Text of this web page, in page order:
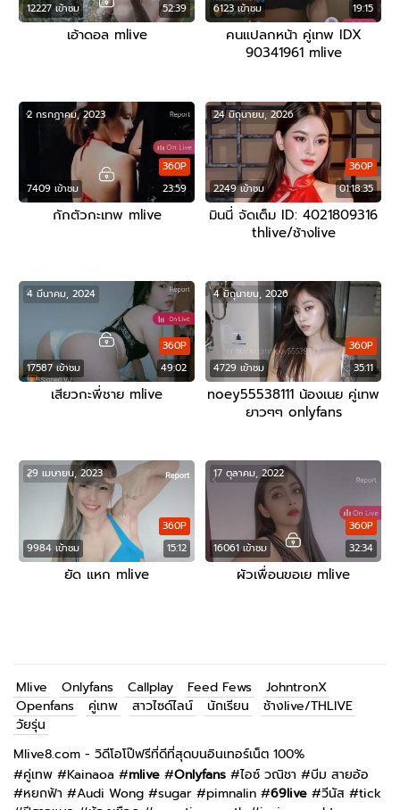
12227 เข้าชม 52:39
เอ้าดอล mlive
6123 เข้าชม 19:15
คนแปลกหน้า คู่เทพ IDX
90341961 mlive
7409 เข้าชม 23:59
360P
2 กรกฎาคม, 2023
กักตัวกะเทพ mlive
2249 เข้าชม 01:18:35
360P
24 มิถุนายน, 2026
มินนี่ จัดเต็ม ID: 4021809316
thlive/ช้างlive
17587 เข้าชม 49:02
360P
4 มีนาคม, 2024
เสียวกะพี่ชาย mlive
4729 เข้าชม 35:11
360P
4 มิถุนายน, 2026
noey55538111 น้องเนย คู่เทพ
ยาวๆๆ onlyfans
9984 เข้าชม 15:12
360P
29 เมษายน, 2023
ยัด แหก mlive
16061 เข้าชม 32:34
360P
17 ตุลาคม, 2022
ผัวเพื่อนขอเย mlive
Mlive Onlyfans Callplay Feed Fews
JohntronX
Openfans
คู่เทพ สาวไซด์ไลน์ นักเรียน
ช้างlive/THLIVE
วัยรุ่น
Mlive8.com - วิดีโอโป๊ฟรีที่ดีที่สุดบนอินเทอร์เน็ต 100%
#คู่เทพ #Kainaoa #mlive #Onlyfans #ไอซ์ วณิชา #บีม สายอ้อ
#หยกฟ้า #Audi Wong #sugar #pimnalin #69live #วีนัส #tick